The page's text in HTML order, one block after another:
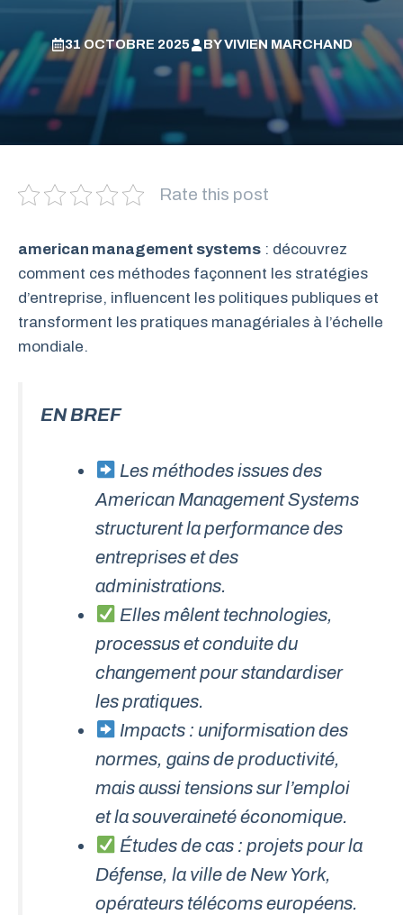
31 OCTOBRE 2025 BYVIVIEN MARCHAND
Rate this post
american management systems : découvrez
comment ces méthodes façonnent les stratégies
d’entreprise, influencent les politiques publiques et
transforment les pratiques managériales à l’échelle
mondiale.
EN BREF
Les méthodes issues des
American Management Systems
structurent la performance des
entreprises et des
administrations.
Elles mêlent technologies,
processus et conduite du
changement pour standardiser
les pratiques.
Impacts : uniformisation des
normes, gains de productivité,
mais aussi tensions sur l’emploi
et la souveraineté économique.
Études de cas : projets pour la
Défense, la ville de New York,
opérateurs télécoms européens.